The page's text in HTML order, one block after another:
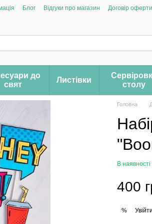
Блог Відгуки про магазин Договір оферти
до
свят
Листівки
столу
Головна
В наявності
400
% Увійти